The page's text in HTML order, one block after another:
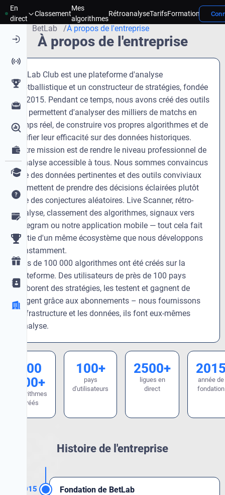
Page d'accueil
En
direct
Classement
Mes
algorithmes
RétroanalyseTarifsFormation
BetLab À propos de l'entreprise
À propos de l'entreprise
BetLab Club est une plateforme d'analyse
footballistique et un constructeur de stratégies, fondée
en 2015. Pendant ce temps, nous avons créé des outils
qui permettent d'analyser des milliers de matchs en
temps réel, de construire vos propres algorithmes et de
vérifier leur efficacité sur des données historiques.
Notre mission est de rendre le niveau professionnel de
l'analyse accessible à tous. Nous sommes convaincus
que des données pertinentes et des outils conviviaux
permettent de prendre des décisions éclairées plutôt
que des conjectures aléatoires. Live Scanner, rétro-
analyse, classement des algorithmes, signaux vers
Telegram ou notre application mobile — tout cela fait
partie d'un même écosystème que nous développons
constamment.
Plus de 100 000 algorithmes ont été créés sur la
plateforme. Des utilisateurs de près de 100 pays
élaborent des stratégies, les testent et gagnent de
l'argent grâce aux abonnements – nous fournissons
l'infrastructure et les données, ils font eux-mêmes
l'analyse.
100
000+
algorithmes
créés
100+
pays
d'utilisateurs
2500+
ligues en
direct
année de
fondation
Histoire de l'entreprise
2015 Fondation de BetLab